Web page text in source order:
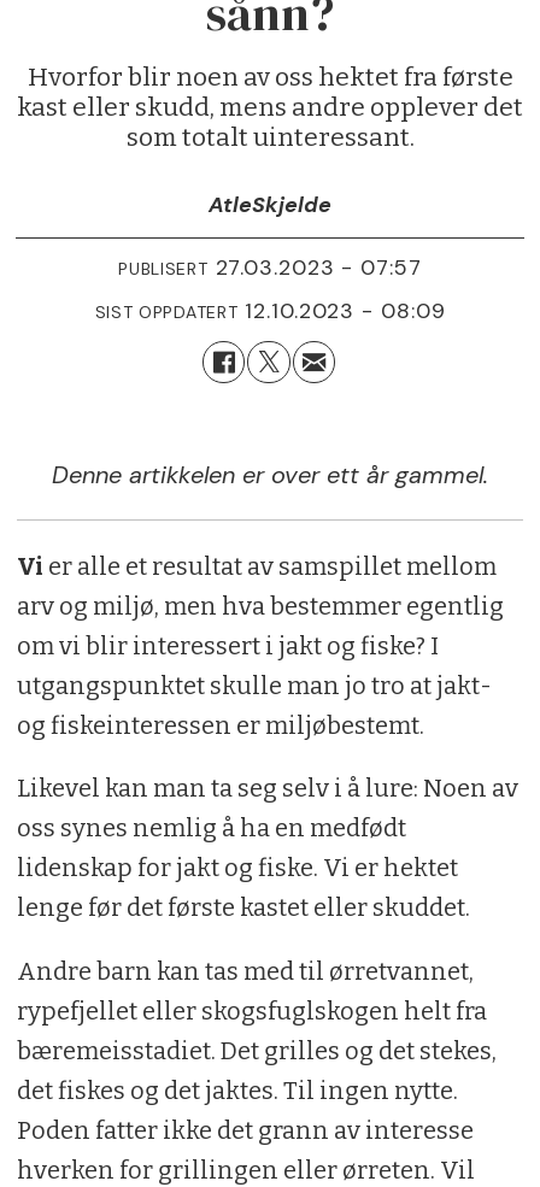
sånn?
Hvorfor blir noen av oss hektet fra første
kast eller skudd, mens andre opplever det
som totalt uinteressant.
AtleSkjelde
PUBLISERT 27.03.2023 - 07:57
SIST OPPDATERT 12.10.2023 - 08:09
Denne artikkelen er over ett år gammel.
Vi er alle et resultat av samspillet mellom
arv og miljø, men hva bestemmer egentlig
om vi blir interessert i jakt og fiske? I
utgangspunktet skulle man jo tro at jakt-
og fiskeinteressen er miljøbestemt.
Likevel kan man ta seg selv i å lure: Noen av
oss synes nemlig å ha en medfødt
lidenskap for jakt og fiske. Vi er hektet
lenge før det første kastet eller skuddet.
Andre barn kan tas med til ørretvannet,
rypefjellet eller skogsfuglskogen helt fra
bæremeisstadiet. Det grilles og det stekes,
det fiskes og det jaktes. Til ingen nytte.
Poden fatter ikke det grann av interesse
hverken for grillingen eller ørreten. Vil